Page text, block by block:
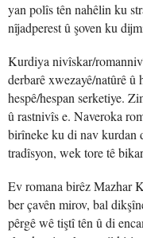
yan polîs tên nahêlin ku
nîjadperest û şoven ku
Kurdiya nivîskar/
derbarê xwezayê/natûrê û
hespê/hespan serketiye.
û rastnivîs e. Naveroka
birîneke ku di nav kurdan
tradîsyon, wek tore tê
Ev romana birêz Mazhar
ber çavên mirov, bal
pêrgê wê tiştî tên û di